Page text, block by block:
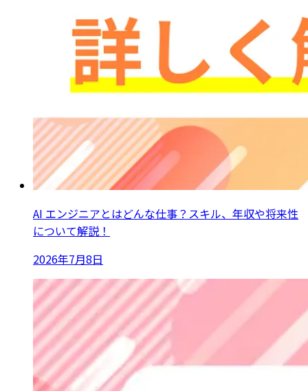
AI エンジニアとはどんな仕事？スキル、年収や将来性
について解説！
2026年7月8日